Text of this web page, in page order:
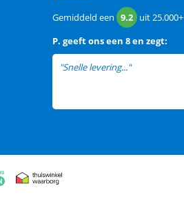
Gemiddeld een 9.2 uit25.000+
P. geeft ons een 8 en zegt:
"Snelle levering..."